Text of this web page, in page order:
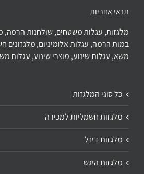
תנאי אחריות
מלגזות, עגלות משטחים, שולחנות הרמה,
במות הרמה, עגלות אלומיניום, מלגזונים
משא, עגלות שינוע, מוצרי שינוע, עגלות
כל סוגי המלגזות
מלגזות חשמליות למכירה
מלגזות דיזל
מלגזות היגש